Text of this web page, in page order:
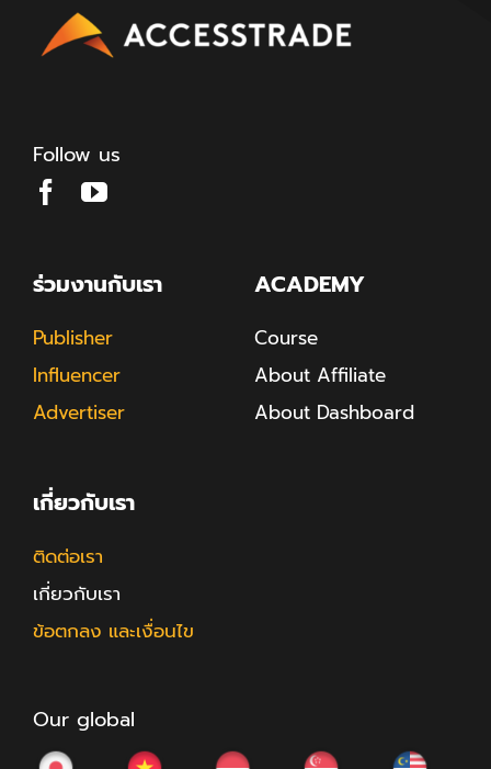
Follow us
ร่วมงานกับเรา
Publisher
Influencer
Advertiser
ACADEMY
Course
About Affiliate
About Dashboard
เกี่ยวกับเรา
ติดต่อเรา
เกี่ยวกับเรา
ข้อตกลง และเงื่อนไข
Our global